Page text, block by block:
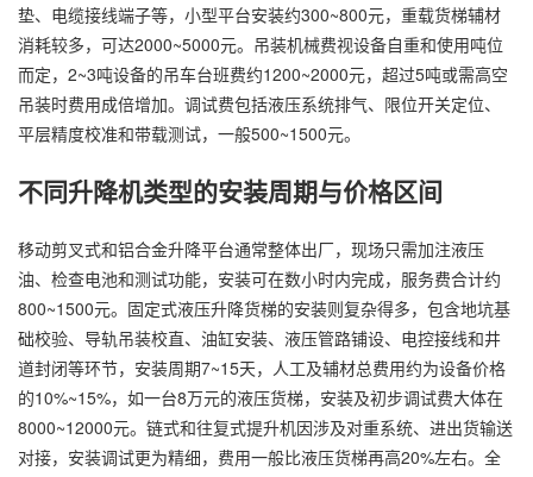
垫、电缆接线端子等，小型平台安装约300~800元，重载货梯辅材
消耗较多，可达2000~5000元。吊装机械费视设备自重和使用吨位
而定，2~3吨设备的吊车台班费约1200~2000元，超过5吨或需高空
吊装时费用成倍增加。调试费包括液压系统排气、限位开关定位、
平层精度校准和带载测试，一般500~1500元。
不同升降机类型的安装周期与价格区间
移动剪叉式和铝合金升降平台通常整体出厂，现场只需加注液压
油、检查电池和测试功能，安装可在数小时内完成，服务费合计约
800~1500元。固定式液压升降货梯的安装则复杂得多，包含地坑基
础校验、导轨吊装校直、油缸安装、液压管路铺设、电控接线和井
道封闭等环节，安装周期7~15天，人工及辅材总费用约为设备价格
的10%~15%，如一台8万元的液压货梯，安装及初步调试费大体在
8000~12000元。链式和往复式提升机因涉及对重系统、进出货输送
对接，安装调试更为精细，费用一般比液压货梯再高20%左右。全